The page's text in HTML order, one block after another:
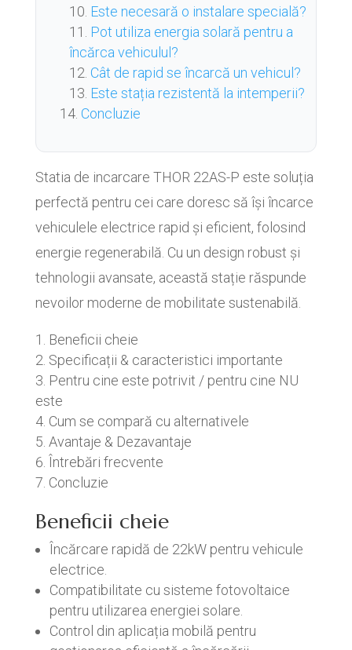
Este necesară o instalare specială?
Pot utiliza energia solară pentru a
încărca vehiculul?
Cât de rapid se încarcă un vehicul?
Este stația rezistentă la intemperii?
Concluzie
Statia de incarcare THOR 22AS-P este soluția
perfectă pentru cei care doresc să își încarce
vehiculele electrice rapid și eficient, folosind
energie regenerabilă. Cu un design robust și
tehnologii avansate, această stație răspunde
nevoilor moderne de mobilitate sustenabilă.
Beneficii cheie
Specificații & caracteristici importante
Pentru cine este potrivit / pentru cine NU
este
Cum se compară cu alternativele
Avantaje & Dezavantaje
Întrebări frecvente
Concluzie
Beneficii cheie
Încărcare rapidă de 22kW pentru vehicule
electrice.
Compatibilitate cu sisteme fotovoltaice
pentru utilizarea energiei solare.
Control din aplicația mobilă pentru